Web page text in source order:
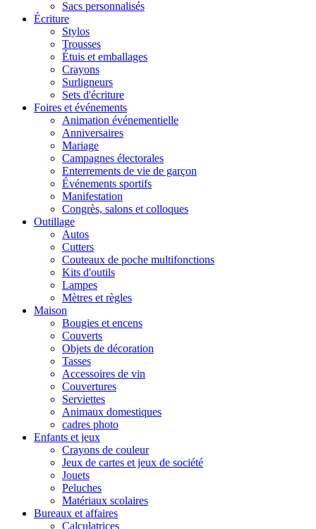
Sacs personnalisés
Écriture
Stylos
Trousses
Étuis et emballages
Crayons
Surligneurs
Sets d'écriture
Foires et événements
Animation événementielle
Anniversaires
Mariage
Campagnes électorales
Enterrements de vie de garçon
Événements sportifs
Manifestation
Congrès, salons et colloques
Outillage
Autos
Cutters
Couteaux de poche multifonctions
Kits d'outils
Lampes
Mètres et règles
Maison
Bougies et encens
Couverts
Objets de décoration
Tasses
Accessoires de vin
Couvertures
Serviettes
Animaux domestiques
cadres photo
Enfants et jeux
Crayons de couleur
Jeux de cartes et jeux de société
Jouets
Peluches
Matériaux scolaires
Bureaux et affaires
Calculatrices